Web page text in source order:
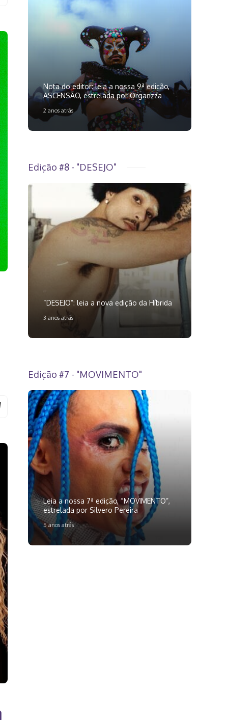
Nota do editor: leia a nossa 9ª edição,
ASCENSÃO, estrelada por Organzza
2 anos atrás
Edição #8 - "DESEJO"
“DESEJO”: leia a nova edição da Híbrida
3 anos atrás
Edição #7 - "MOVIMENTO"
Leia a nossa 7ª edição, “MOVIMENTO”,
estrelada por Silvero Pereira
5 anos atrás